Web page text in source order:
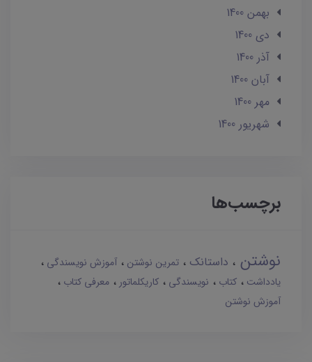
بهمن 1400
دی 1400
آذر 1400
آبان 1400
مهر 1400
شهریور 1400
برچسب‌ها
نوشتن داستانک تمرین نوشتن
آموزش نویسندگی
یادداشت
کتاب نویسندگی کاریکلماتور
معرفی کتاب
آموزش نوشتن